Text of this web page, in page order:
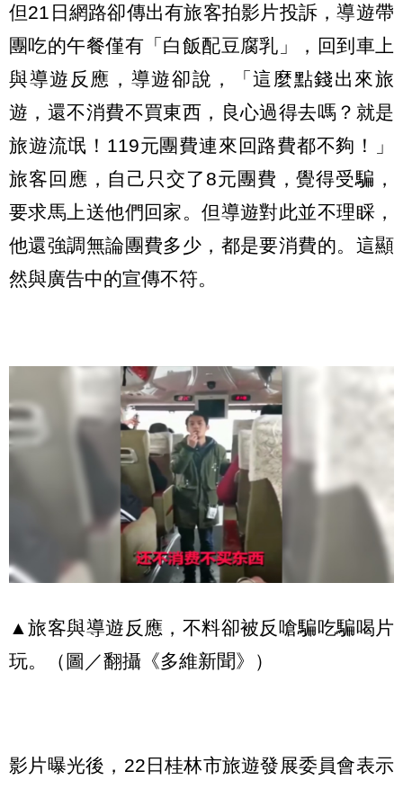
但21日網路卻傳出有旅客拍影片投訴，導遊帶
團吃的午餐僅有「白飯配豆腐乳」，回到車上
與導遊反應，導遊卻說，「這麼點錢出來旅
遊，還不消費不買東西，良心過得去嗎？就是
旅遊流氓！119元團費連來回路費都不夠！」
旅客回應，自己只交了8元團費，覺得受騙，
要求馬上送他們回家。但導遊對此並不理睬，
他還強調無論團費多少，都是要消費的。這顯
然與廣告中的宣傳不符。
▲旅客與導遊反應，不料卻被反嗆騙吃騙喝片
玩。（圖／翻攝《多維新聞》）
影片曝光後，22日桂林市旅遊發展委員會表示